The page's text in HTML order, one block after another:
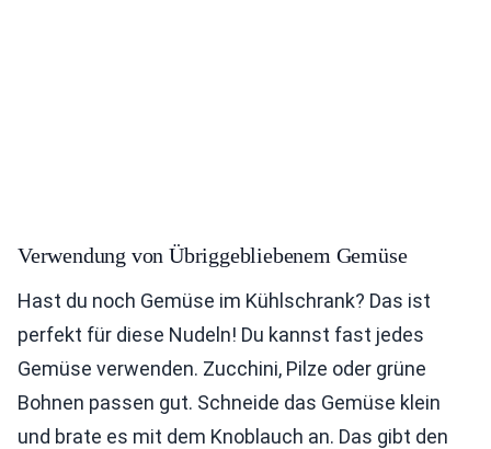
Verwendung von Übriggebliebenem Gemüse
Hast du noch Gemüse im Kühlschrank? Das ist
perfekt für diese Nudeln! Du kannst fast jedes
Gemüse verwenden. Zucchini, Pilze oder grüne
Bohnen passen gut. Schneide das Gemüse klein
und brate es mit dem Knoblauch an. Das gibt den